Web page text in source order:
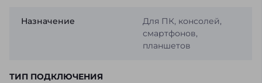
Назначение
Для ПК, консолей,
смартфонов,
планшетов
ТИП ПОДКЛЮЧЕНИЯ